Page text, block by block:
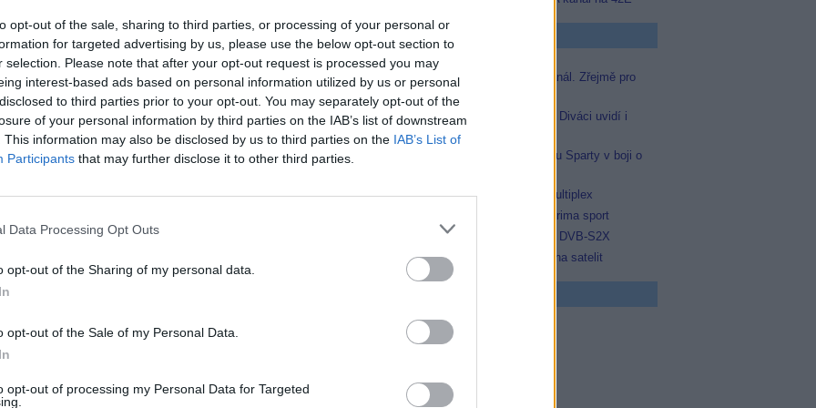
opt-out of the sale, sharing to third parties, or processing of your personal or
for targeted advertising by us, please use the below opt-out section to
selection. Please note that after your opt-out request is processed you may
interest-based ads based on personal information utilized by us or personal
to third parties prior to your opt-out. You may separately opt-out of the
of your personal information by third parties on the IAB’s list of downstream
This information may also be disclosed by us to third parties on the IAB’s List of
Participants that may further disclose it to other third parties.
Data Processing Opt Outs
opt-out of the Sharing of my personal data.
opt-out of the Sale of my Personal Data.
opt-out of processing my Personal Data for Targeted
několika událostí a rozhodnutí se výprava k
A vše nasvědčuje tomu, že nuda tyto
už z objektivních nebo subjektivních důvodů, se
podstatě mohly stát každému. Jde o seriál ze
se to celé posouvá k rodinné komedii,“
s Jiřím Langmajerem coby rodiče dvou
přírůstku a Anna Polívková s Davidem
holčičky. „
najdu cestu. S Aničkou jsme byli vtipný
volných chvílích. To se o mně ještě málo ví -
vysvětluje David Novotný.
doprovodí Pavel Liška, Pavla Gajdošíková a
bývalého bedňáka, zvukaře a
ze spolupráce s dětmi obavu, ale o dvě
„
jsem s ní měl, jsem čekal, co bude, a ona to
dívala na mě, jestli to zvládnu. Po scéně mi
Skylink spustil nový Test kanál. Zřejmě pro
Prima sport
Oneplay zařadí Prima sport. Diváci uvidí i
zápas Sparty proti Lyonu
Prima sport odvysílá i odvetu Sparty v boji o
Operátor Du převzal další multiplex
Antik TV potvrdil zařazení Prima sport
Televisa Networks přešla na DVB-S2X
Ukrajinská Super+ se vrací na satelit
22:45 Yellowstone II (3/10)